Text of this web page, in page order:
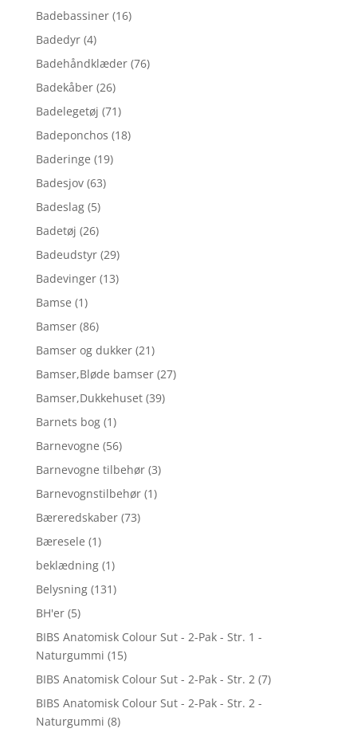
Badebassiner (16)
Badedyr (4)
Badehåndklæder (76)
Badekåber (26)
Badelegetøj (71)
Badeponchos (18)
Baderinge (19)
Badesjov (63)
Badeslag (5)
Badetøj (26)
Badeudstyr (29)
Badevinger (13)
Bamse (1)
Bamser (86)
Bamser og dukker (21)
Bamser,Bløde bamser (27)
Bamser,Dukkehuset (39)
Barnets bog (1)
Barnevogne (56)
Barnevogne tilbehør (3)
Barnevognstilbehør (1)
Bæreredskaber (73)
Bæresele (1)
beklædning (1)
Belysning (131)
BH'er (5)
BIBS Anatomisk Colour Sut - 2-Pak - Str. 1 -
Naturgummi (15)
BIBS Anatomisk Colour Sut - 2-Pak - Str. 2 (7)
BIBS Anatomisk Colour Sut - 2-Pak - Str. 2 -
Naturgummi (8)